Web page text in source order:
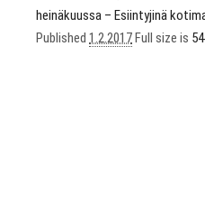
heinäkuussa – Esiintyjinä
Published 1.2.2017Full size is